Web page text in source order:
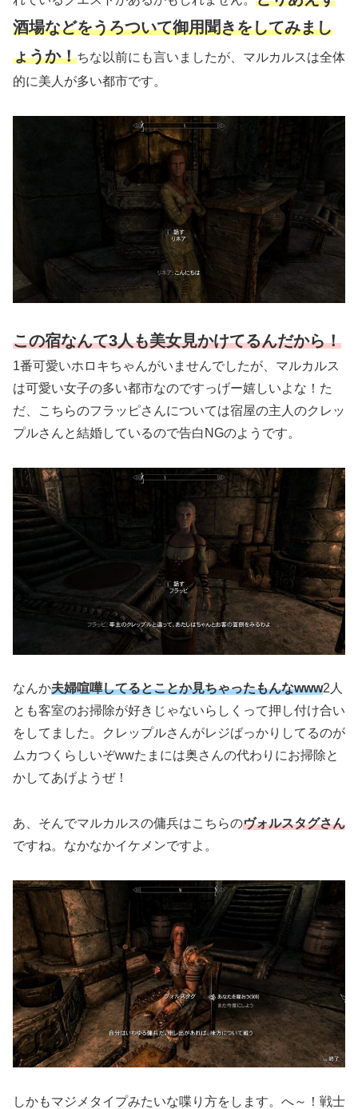
酒場などをうろついて御用聞きをしてみまし
ょうか！ちな以前にも言いましたが、マルカルスは全体
的に美人が多い都市です。
この宿なんて3人も美女見かけてるんだから！
1番可愛いホロキちゃんがいませんでしたが、マルカルス
は可愛い女子の多い都市なのですっげー嬉しいよな！た
だ、こちらのフラッピさんについては宿屋の主人のクレッ
プルさんと結婚しているので告白NGのようです。
なんか夫婦喧嘩してるとことか見ちゃったもんなwww2人
とも客室のお掃除が好きじゃないらしくって押し付け合い
をしてました。クレップルさんがレジばっかりしてるのが
ムカつくらしいぞwwたまには奥さんの代わりにお掃除と
かしてあげようぜ！
あ、そんでマルカルスの傭兵はこちらのヴォルスタグさん
ですね。なかなかイケメンですよ。
しかもマジメタイプみたいな喋り方をします。へ～！戦士